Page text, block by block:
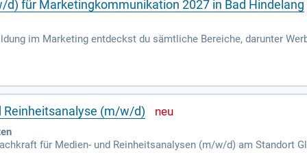
für Marketingkommunikation 2027 in Bad Hindelang
im Marketing entdeckst du sämtliche Bereiche, darunter
Zielgruppenanalyse und die Entwicklung effektiver
drei Jahre (Verkürzung möglich). Mit einem mittleren
dir Karrierewege wie Betriebswirt oder Eventmanager offen, und
(m/w/d)
für Medien- und Reinheitsanalysen (m/w/d) am Standort
Tests wie Konzentrationsbestimmungen, pH-Wert-